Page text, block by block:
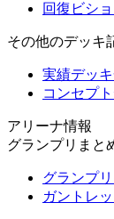
回復ビシ
その他のデッキ
実績デッ
コンセプ
アリーナ情報
グランプリまと
グランプ
ガントレ